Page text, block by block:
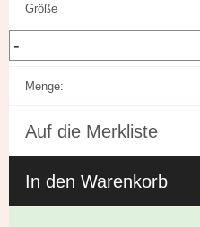
Größe
Menge:
Auf die Merkliste
In den Warenkorb